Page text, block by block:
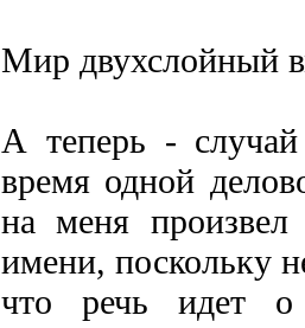
Мир двухслойный
А теперь -
время одной
на меня
имени, поскольку
что речь идет о